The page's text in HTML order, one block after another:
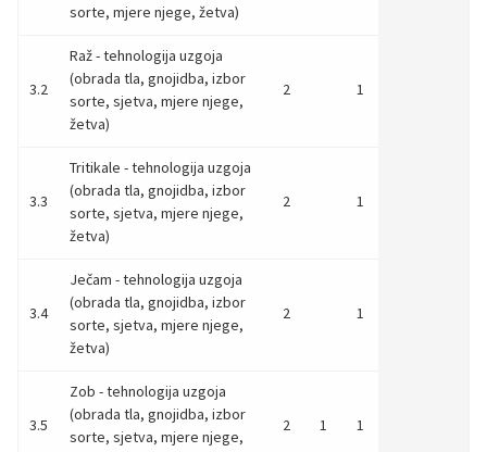
sorte, mjere njege, žetva)
3.2
Raž - tehnologija uzgoja
(obrada tla, gnojidba, izbor
sorte, sjetva, mjere njege,
žetva)
2 1
3.3
Tritikale - tehnologija uzgoja
(obrada tla, gnojidba, izbor
sorte, sjetva, mjere njege,
žetva)
2 1
3.4
Ječam - tehnologija uzgoja
(obrada tla, gnojidba, izbor
sorte, sjetva, mjere njege,
žetva)
2 1
3.5
Zob - tehnologija uzgoja
(obrada tla, gnojidba, izbor
sorte, sjetva, mjere njege,
2 1 1